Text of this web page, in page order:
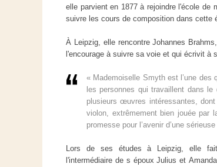
elle parvient en 1877 à rejoindre l'école de
suivre les cours de composition dans cette
À Leipzig, elle rencontre Johannes
l'encourage à suivre sa voie et qui écrivit à
« Mademoiselle Smyth est l’une des
les personnes qui travaillent dans
plusieurs œuvres intéressantes,
violon, extrêmement bien jouée par
promesse pour l’avenir d’une
Lors de ses études à Leipzig, elle
l'intermédiaire de s époux Julius et